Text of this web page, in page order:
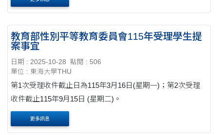
教育部性別平等教育委員會115年受理學生提
案事宜
日期 : 2025-10-28
點閱 : 506
單位 : 東海大學THU
第1次受理收件截止日為115年3月16日(星期一)；第2次受理
收件截止115年9月15日 (星期二)。
更多訊息